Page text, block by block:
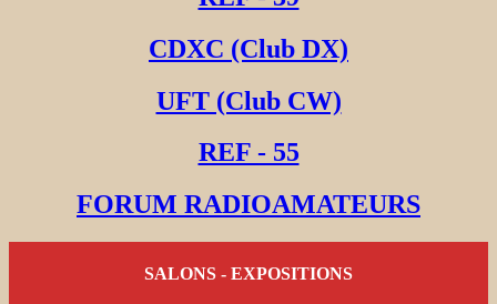
CDXC (Club DX)
UFT (Club CW)
REF - 55
FORUM RADIOAMATEURS
SALONS - EXPOSITIONS